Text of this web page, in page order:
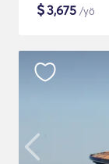
$3,675 /yö